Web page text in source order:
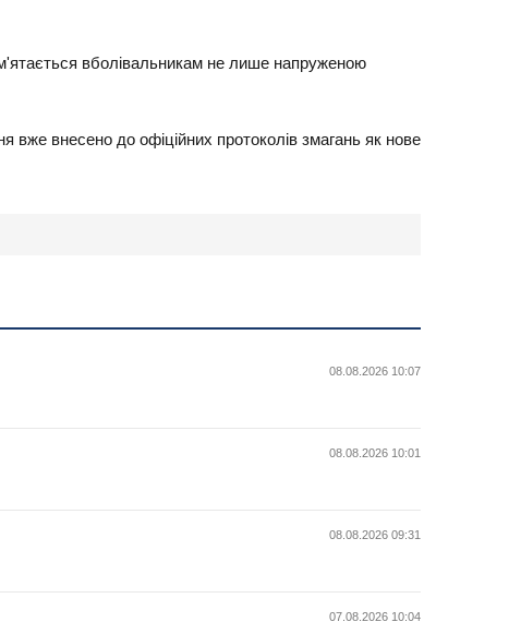
вболівальникам не лише напруженою
вже внесено до офіційних протоколів змагань як нове
08.08.2026 10:07
08.08.2026 10:01
08.08.2026 09:31
07.08.2026 10:04